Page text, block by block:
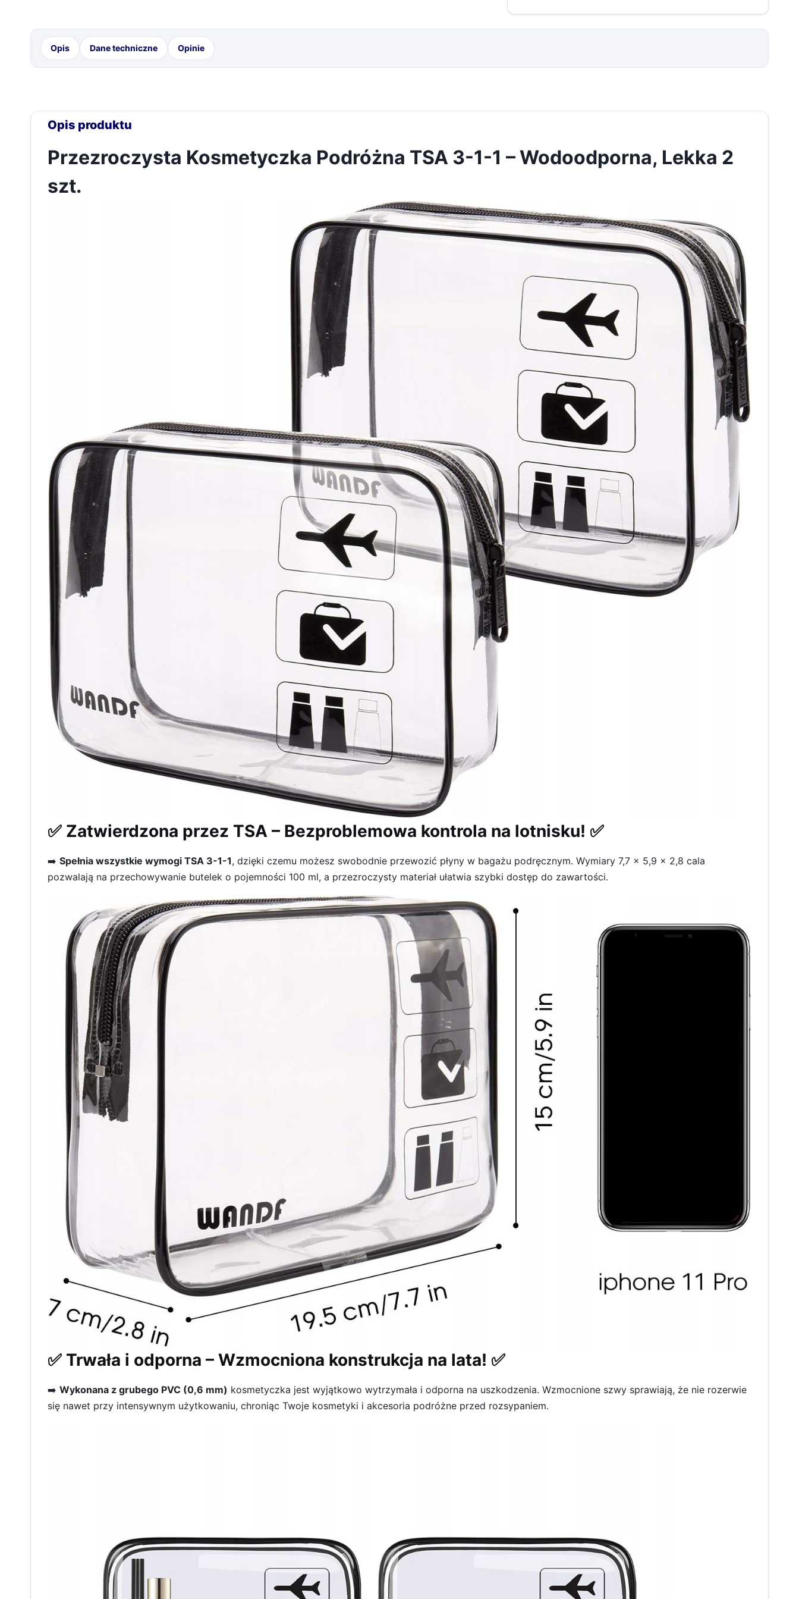
Opis Dane techniczne Opinie
Przezroczysta Kosmetyczka Podróżna TSA 3-1-1 – Wodoodporna, Lekka 2
szt.
✅ Zatwierdzona przez TSA – Bezproblemowa kontrola na lotnisku! ✅
➡️ Spełnia wszystkie wymogi TSA 3-1-1, dzięki czemu możesz swobodnie przewozić płyny w bagażu podręcznym. Wymiary 7,7 x 5,9 x 2,8 cala
pozwalają na przechowywanie butelek o pojemności 100 ml, a przezroczysty materiał ułatwia szybki dostęp do zawartości.
✅ Trwała i odporna – Wzmocniona konstrukcja na lata! ✅
➡️ Wykonana z grubego PVC (0,6 mm) kosmetyczka jest wyjątkowo wytrzymała i odporna na uszkodzenia. Wzmocnione szwy sprawiają, że nie rozerwie
się nawet przy intensywnym użytkowaniu, chroniąc Twoje kosmetyki i akcesoria podróżne przed rozsypaniem.